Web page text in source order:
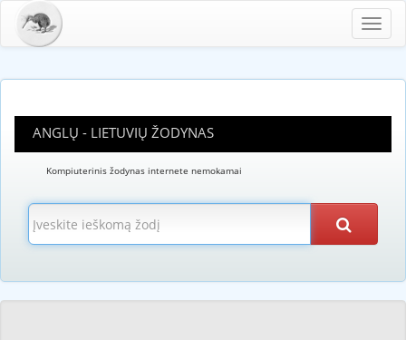
ANGLŲ - LIETUVIŲ ŽODYNAS
Kompiuterinis žodynas internete nemokamai